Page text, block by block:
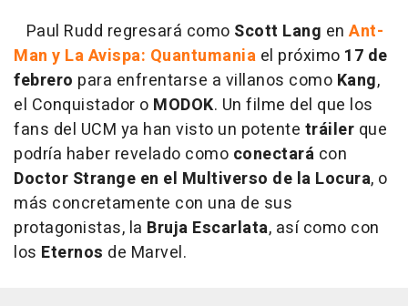
Paul Rudd regresará como Scott Lang en Ant-
Man y La Avispa: Quantumania el próximo 17 de
febrero para enfrentarse a villanos como Kang,
el Conquistador o MODOK. Un filme del que los
fans del UCM ya han visto un potente tráiler que
podría haber revelado como conectará con
Doctor Strange en el Multiverso de la Locura, o
más concretamente con una de sus
protagonistas, la Bruja Escarlata, así como con
los Eternos de Marvel.